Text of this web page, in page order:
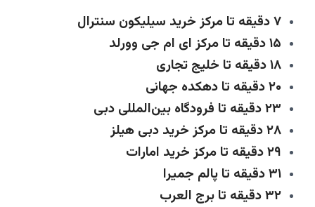
۷ دقیقه تا مرکز خرید سیلیکون سنترال
۱۵ دقیقه تا مرکز ای ام جی وورلد
۱۸ دقیقه تا خلیج تجاری
۲۰ دقیقه تا دهکده جهانی
۲۳ دقیقه تا فرودگاه بین‌المللی دبی
۲۸ دقیقه تا مرکز خرید دبی هیلز
۲۹ دقیقه تا مرکز خرید امارات
۳۱ دقیقه تا پالم جمیرا
۳۲ دقیقه تا برج العرب